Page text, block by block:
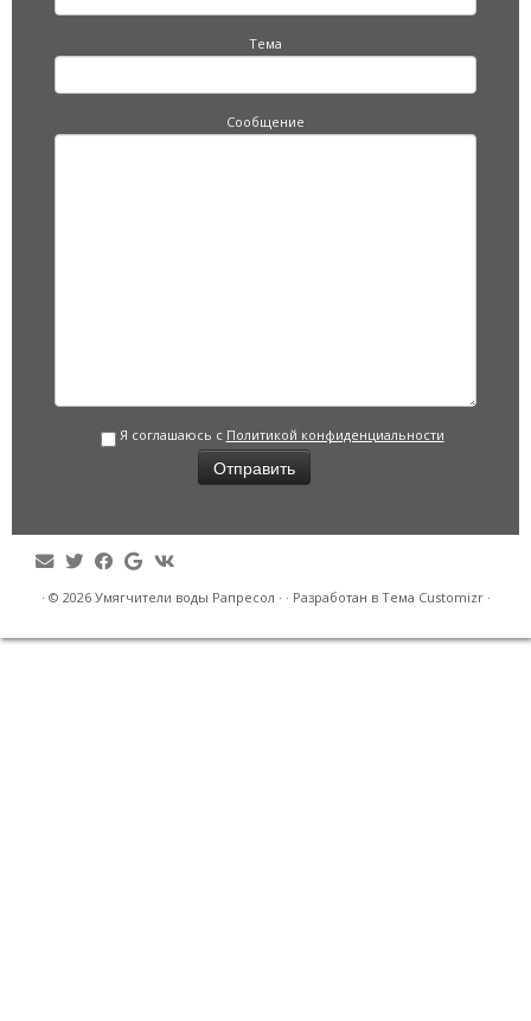
Тема
Сообщение
Я соглашаюсь с Политикой конфиденциальности
· © 2026 Умягчители воды Рапресол · · Разработан в Тема Customizr·